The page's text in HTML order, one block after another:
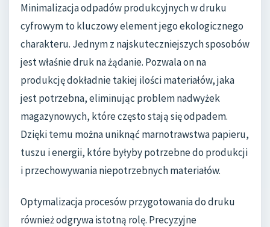
Minimalizacja odpadów produkcyjnych w druku
cyfrowym to kluczowy element jego ekologicznego
charakteru. Jednym z najskuteczniejszych sposobów
jest właśnie druk na żądanie. Pozwala on na
produkcję dokładnie takiej ilości materiałów, jaka
jest potrzebna, eliminując problem nadwyżek
magazynowych, które często stają się odpadem.
Dzięki temu można uniknąć marnotrawstwa papieru,
tuszu i energii, które byłyby potrzebne do produkcji
i przechowywania niepotrzebnych materiałów.
Optymalizacja procesów przygotowania do druku
również odgrywa istotną rolę. Precyzyjne